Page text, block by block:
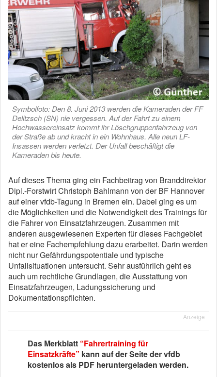
Symbolfoto: Den 8. Juni 2013 werden die Kameraden der FF
Delitzsch (SN) nie vergessen. Auf der Fahrt zu einem
Hochwassereinsatz kommt ihr Löschgruppenfahrzeug von
der Straße ab und kracht in ein Wohnhaus. Alle neun LF-
Insassen werden verletzt. Der Unfall beschäftigt die
Kameraden bis heute.
Auf dieses Thema ging ein Fachbeitrag von Branddirektor
Dipl.-Forstwirt Christoph Bahlmann von der BF Hannover
auf einer vfdb-Tagung in Bremen ein. Dabei ging es um
die Möglichkeiten und die Notwendigkeit des Trainings für
die Fahrer von Einsatzfahrzeugen. Zusammen mit
anderen ausgewiesenen Experten für dieses Fachgebiet
hat er eine Fachempfehlung dazu erarbeitet. Darin werden
nicht nur Gefährdungspotentiale und typische
Unfallsituationen untersucht. Sehr ausführlich geht es
auch um rechtliche Grundlagen, die Ausstattung von
Einsatzfahrzeugen, Ladungssicherung und
Dokumentationspflichten.
Anzeige
Das Merkblatt “Fahrertraining für
Einsatzkräfte” kann auf der Seite der vfdb
kostenlos als PDF heruntergeladen werden.